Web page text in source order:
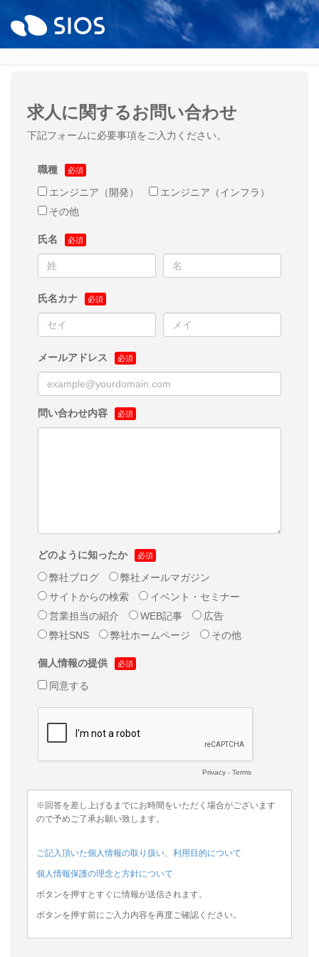
求人に関するお問い合わせ
下記フォームに必要事項をご入力ください。
職種
エンジニア（開発）
エンジニア（インフラ）
その他
氏名
氏名カナ
メールアドレス
問い合わせ内容
どのように知ったか
弊社ブログ
弊社メールマガジン
サイトからの検索
イベント・セミナー
営業担当の紹介
WEB記事
広告
弊社SNS
弊社ホームページ その他
個人情報の提供
同意する
Privacy - Terms
※回答を差し上げるまでにお時間をいただく場合がございます
ので予めご了承お願い致します。
ご記入頂いた個人情報の取り扱い、利用目的について
個人情報保護の理念と方針について
ボタンを押すとすぐに情報が送信されます。
ボタンを押す前にご入力内容を再度ご確認ください。